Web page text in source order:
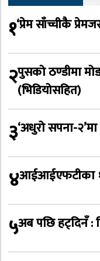
१‘प्रेम साँच्चीकै
२पुसको ठण्डीमा
(भिडियोसहित)
३‘अधुरो सपना-
४आईआईएफटीका
५अब पछि हट्दिनँ :